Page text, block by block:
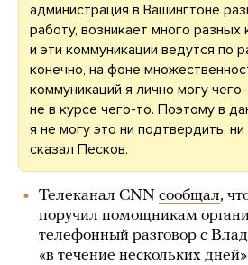
администрация в Вашингтоне
работу, возникает много разных
и эти коммуникации ведутся по
конечно, на фоне
коммуникаций я лично могу
не в курсе чего-то. Поэтому в
я не могу это ни подтвердить,
сказал Песков.
Телеканал CNN сообщал,
поручил помощникам
телефонный разговор с
«в течение нескольких